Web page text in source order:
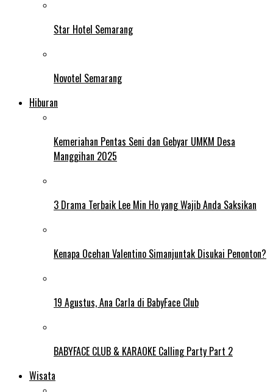
Star Hotel Semarang
Novotel Semarang
Hiburan
Kemeriahan Pentas Seni dan Gebyar UMKM Desa
Manggihan 2025
3 Drama Terbaik Lee Min Ho yang Wajib Anda Saksikan
Kenapa Ocehan Valentino Simanjuntak Disukai Penonton?
19 Agustus, Ana Carla di BabyFace Club
BABYFACE CLUB & KARAOKE Calling Party Part 2
Wisata